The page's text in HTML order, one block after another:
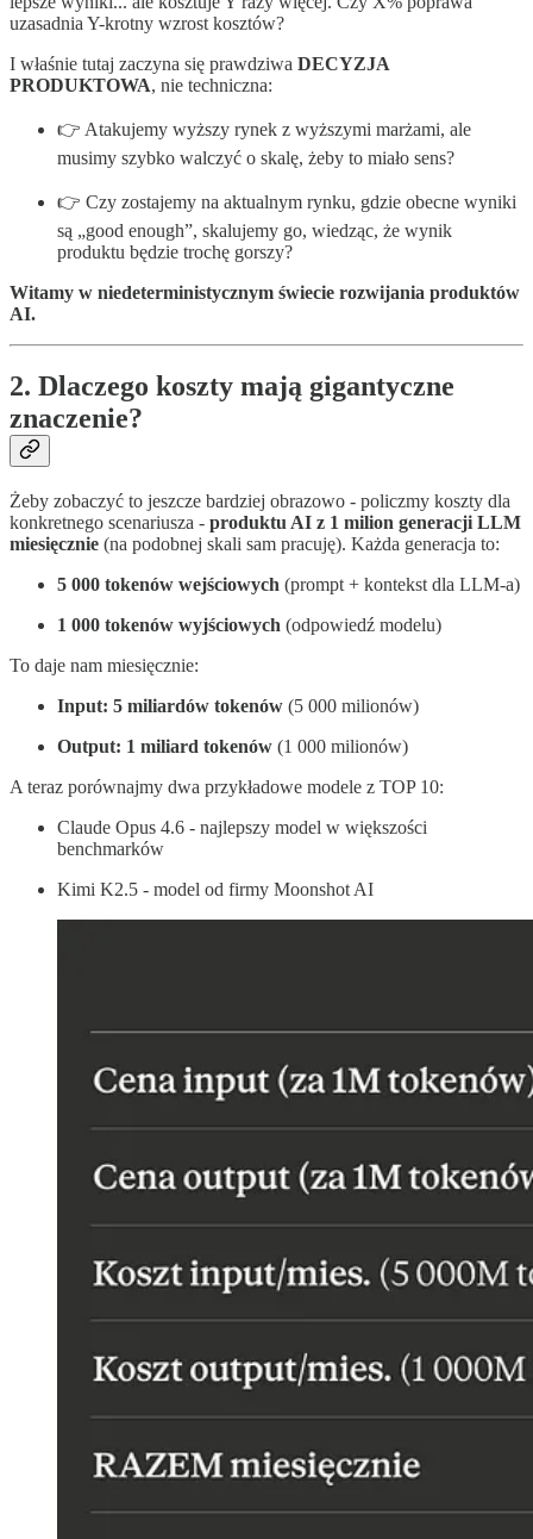
uzasadnia Y-krotny wzrost kosztów?
I właśnie tutaj zaczyna się prawdziwa DECYZJA
PRODUKTOWA, nie techniczna:
👉 Atakujemy wyższy rynek z wyższymi marżami, ale
musimy szybko walczyć o skalę, żeby to miało sens?
👉 Czy zostajemy na aktualnym rynku, gdzie obecne wyniki
są „good enough”, skalujemy go, wiedząc, że wynik
produktu będzie trochę gorszy?
Witamy w niedeterministycznym świecie rozwijania produktów
AI.
2. Dlaczego koszty mają gigantyczne
znaczenie?
Żeby zobaczyć to jeszcze bardziej obrazowo - policzmy koszty dla
konkretnego scenariusza - produktu AI z 1 milion generacji LLM
miesięcznie (na podobnej skali sam pracuję). Każda generacja to:
5 000 tokenów wejściowych (prompt + kontekst dla LLM-a)
1 000 tokenów wyjściowych (odpowiedź modelu)
To daje nam miesięcznie:
Input: 5 miliardów tokenów (5 000 milionów)
Output: 1 miliard tokenów (1 000 milionów)
A teraz porównajmy dwa przykładowe modele z TOP 10:
Claude Opus 4.6 - najlepszy model w większości
benchmarków
Kimi K2.5 - model od firmy Moonshot AI